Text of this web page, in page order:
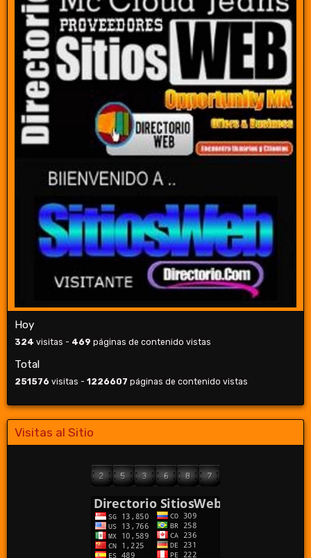
Hoy
324 visitas - 469 páginas de contenido vistas
Total
251576 visitas - 1226607 páginas de contenido vistas
Visitas al Sitio